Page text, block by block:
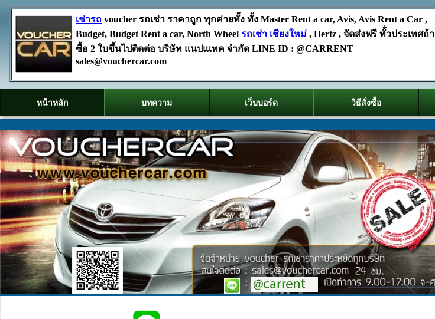
เช่ารถ voucher รถเช่า ราคาถูก ทุกค่ายทั้ง ทั้ง Master Rent a car, Avis, Avis Rent a Car ,
Budget, Budget Rent a car, North Wheel รถเช่า เชียงใหม่ , Hertz , จัดส่งฟรี ทั้่วประเทศถ้า
ซื้อ 2 ใบขึ้นไปติดต่อ บริษัท แนปแเทค จำกัด LINE ID : @CARRENT
sales@vouchercar.com
หน้าหลัก บทความ เว็บบอร์ด วิธีสั่งซื้อ